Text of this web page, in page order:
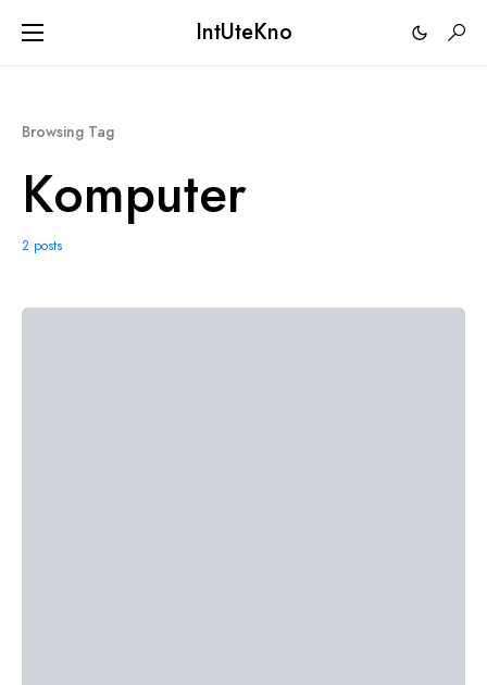
IntUteKno
Browsing Tag
Komputer
2 posts